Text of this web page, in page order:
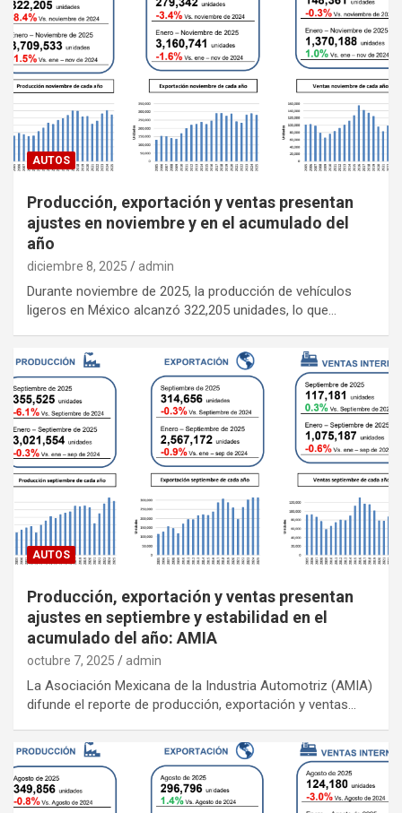
AUTOS
Producción, exportación y ventas presentan
ajustes en noviembre y en el acumulado del
año
diciembre 8, 2025 admin
Durante noviembre de 2025, la producción de vehículos
ligeros en México alcanzó 322,205 unidades, lo que…
AUTOS
Producción, exportación y ventas presentan
ajustes en septiembre y estabilidad en el
acumulado del año: AMIA
octubre 7, 2025 admin
La Asociación Mexicana de la Industria Automotriz (AMIA)
difunde el reporte de producción, exportación y ventas…